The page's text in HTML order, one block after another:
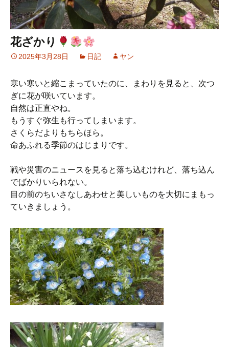
花ざかり
2025年3月28日 日記 ヤン
寒い寒いと縮こまっていたのに、まわりを見ると、次つ
ぎに花が咲いています。
自然は正直やね。
もうすぐ弥生も行ってしまいます。
さくらだよりもちらほら。
命あふれる季節のはじまりです。
戦や災害のニュースを見ると落ち込むけれど、落ち込ん
でばかりいられない。
目の前のちいさなしあわせと美しいものを大切にまもっ
ていきましょう。